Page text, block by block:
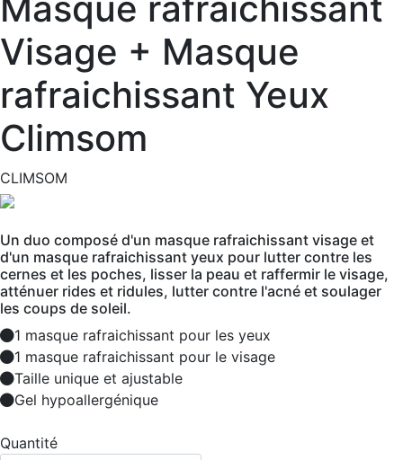
Visage + Masque
rafraichissant Yeux
Climsom
CLIMSOM
Un duo composé d'un masque rafraichissant visage et
d'un masque rafraichissant yeux pour lutter contre les
cernes et les poches, lisser la peau et raffermir le visage,
atténuer rides et ridules, lutter contre l'acné et soulager
les coups de soleil.
1 masque rafraichissant pour les yeux
1 masque rafraichissant pour le visage
Taille unique et ajustable
Gel hypoallergénique
Quantité